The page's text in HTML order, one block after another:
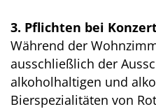
3. Pflichten bei
Während der
ausschließlich der
alkoholhaltigen und
Bierspezialitäten von